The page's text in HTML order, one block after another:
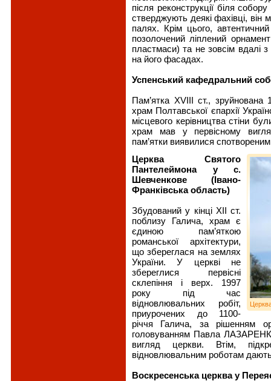
після реконструкції біля
стверджують деякі фахівці, він
палях. Крім цього,
позолочений ліплений
пластмаси) та не зовсім вдалі
на його фасадах.
Успенський кафедральний
Пам’ятка XVIІІ ст.,
храм Полтавської єпархії
місцевого керівництва стіни
храм мав у первісному
пам’ятки виявилися
Церква Святого
Пантелеймона у с.
Шевченкове (Івано-
Франківська область)
Збудований у кінці XII ст.
поблизу Галича, храм є
єдиною пам’яткою
романської архітектури,
що збереглася на землях
України. У церкві не
збереглися первісні
склепіння і верх. 1997
року під час
відновлювальних робіт,
приурочених до 1100-
річчя Галича, за рішенням
головуванням Павла
вигляд церкви. Втім,
відновлювальним роботам дають
Воскресенська церква у